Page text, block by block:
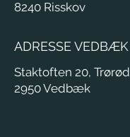
8240 Risskov
ADRESSE VEDBÆK
Staktoften 20, Trørød
2950 Vedbæk​​​